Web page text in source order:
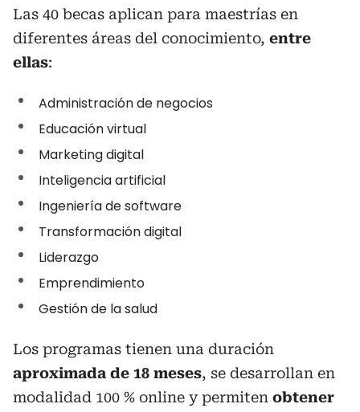
Las 40 becas aplican para maestrías en
diferentes áreas del conocimiento, entre
ellas:
Administración de negocios
Educación virtual
Marketing digital
Inteligencia artificial
Ingeniería de software
Transformación digital
Liderazgo
Emprendimiento
Gestión de la salud
Los programas tienen una duración
aproximada de 18 meses, se desarrollan en
modalidad 100 % online y permiten obtener